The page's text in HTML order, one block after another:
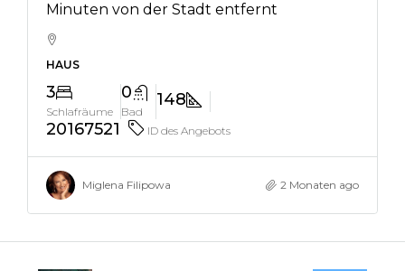
Minuten von der Stadt entfernt
HAUS
3
Schlafräume
0
Bad
148
20167521
ID des Angebots
Miglena Filipowa 2 Monaten ago